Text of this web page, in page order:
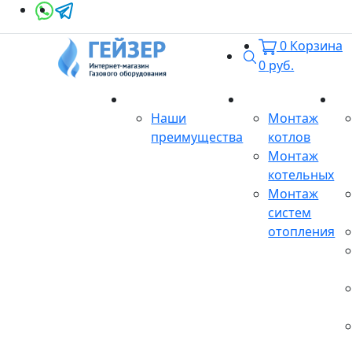
Поиск
0 Корзина
0 руб.
Наши
преимущества
Монтаж
котлов
Монтаж
котельных
Монтаж
систем
отопления